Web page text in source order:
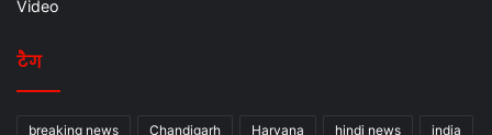
Video
टैग
breaking news Chandigarh Haryana hindi news india